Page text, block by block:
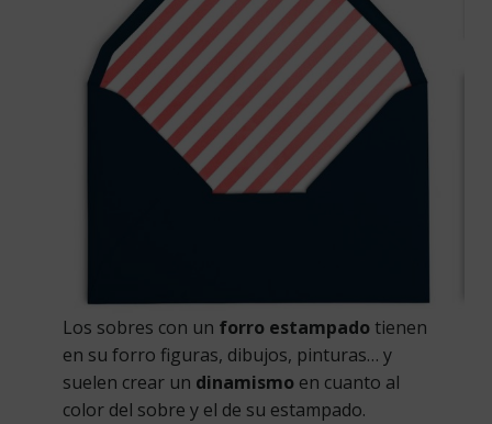
Los sobres con un forro estampadotienen
en su forro figuras, dibujos, pinturas… y
suelen crear un dinamismoen cuanto al
color del sobre y el de su estampado.